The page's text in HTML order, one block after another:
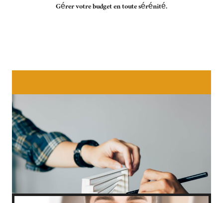
Gérer votre budget en toute sérénité.